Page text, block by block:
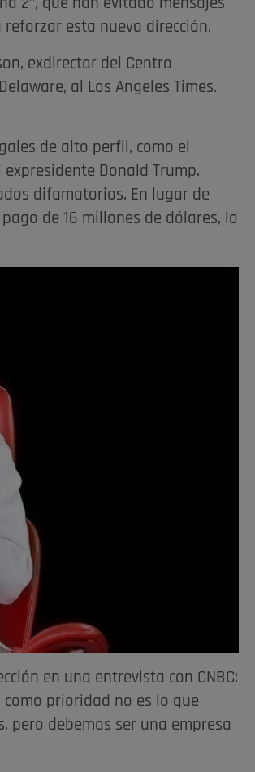
2", que han evitado mensajes
esta nueva dirección.
exdirector del Centro
al Los Angeles Times.
de alto perfil, como el
Donald Trump.
difamatorios. En lugar de
de 16 millones de dólares, lo
en una entrevista con CNBC:
prioridad no es lo que
pero debemos ser una empresa